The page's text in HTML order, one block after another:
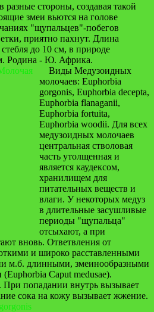
стороны, создавая такой
змеи вьются на голове
"щупальцев"-побегов
приятно пахнут. Длина
до 10 см, в природе
Родина - Ю. Африка.
Виды Медузоидных
молочаев: Euphorbia
gorgonis, Euphorbia decepta,
Euphorbia flanaganii,
Euphorbia fortuita,
Euphorbia woodii. Для всех
медузоидных молочаев
центральная стволовая
часть утолщенная и
является каудексом,
хранилищем для
питательных веществ и
влаги. У некоторых медуз
в длительные засушливые
периоды "щупальца"
отсыхают, а при
вновь. Ответвления от
и широко расставленными
м.б. длинными, змеинообразными
Caput medusae).
попадании внутрь вызывает
сока на кожу вызывает жжение.